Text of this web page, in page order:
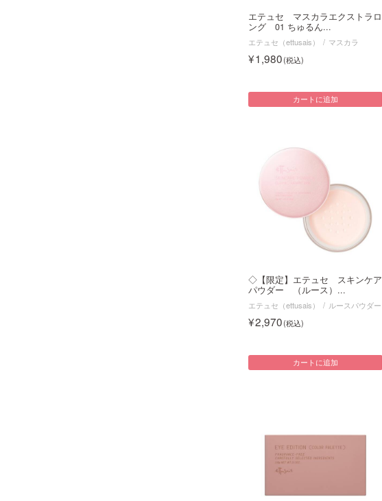
エテュセ マスカラエクストラロ
ング 01 ちゅるん...
エテュセ（ettusais） マスカラ
1,980
カートに追加
◇【限定】エテュセ スキンケア
パウダー （ルース）...
エテュセ（ettusais） ルースパウダー
2,970
カートに追加